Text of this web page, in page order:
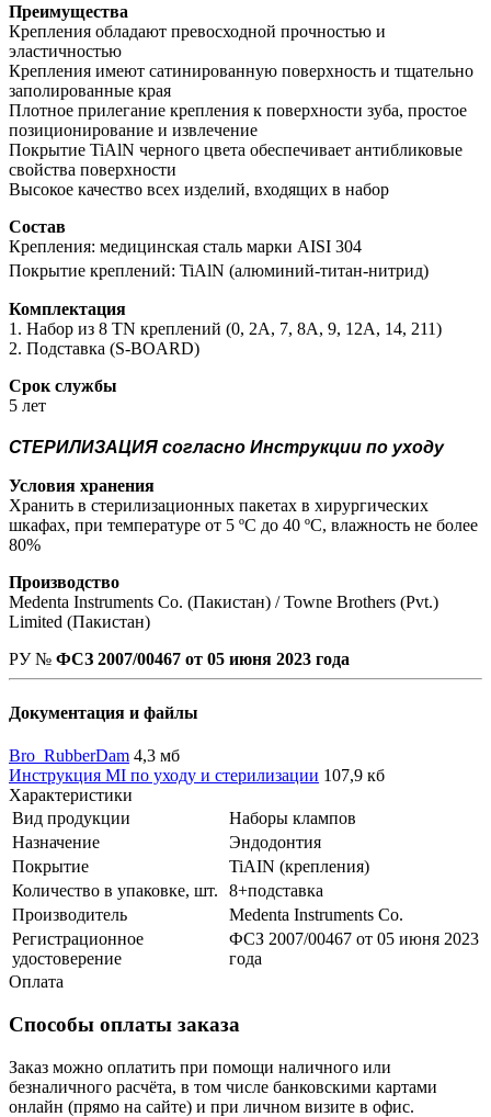
Преимущества
Крепления обладают превосходной прочностью и
эластичностью
Крепления имеют сатинированную поверхность и тщательно
заполированные края
Плотное прилегание крепления к поверхности зуба, простое
позиционирование и извлечение
Покрытие TiAlN черного цвета обеспечивает антибликовые
свойства поверхности
Высокое качество всех изделий, входящих в набор
Состав
Крепления: медицинская сталь марки AISI 304
Покрытие креплений: TiAlN (алюминий-титан-нитрид)
Комплектация
1. Набор из 8 TN креплений (0, 2A, 7, 8A, 9, 12A, 14, 211)
2. Подставка (S-BOARD)
Срок службы
5 лет
СТЕРИЛИЗАЦИЯ согласно Инструкции по уходу
Условия хранения
Хранить в стерилизационных пакетах в хирургических
шкафах, при температуре от 5 ºС до 40 ºС, влажность не более
80%
Производство
Medenta Instruments Co. (Пакистан) / Towne Brothers (Pvt.)
Limited (Пакистан)
РУ № ФСЗ 2007/00467 от 05 июня 2023 года
Документация и файлы
Bro_RubberDam 4,3 мб
Инструкция MI по уходу и стерилизации 107,9 кб
Характеристики
Вид продукции
Наборы клампов
Назначение
Эндодонтия
Покрытие
TiAIN (крепления)
Количество в упаковке, шт.
8+подставка
Производитель
Medenta Instruments Co.
Регистрационное
удостоверение
ФСЗ 2007/00467 от 05 июня 2023
года
Оплата
Способы оплаты заказа
Заказ можно оплатить при помощи наличного или
безналичного расчёта, в том числе банковскими картами
онлайн (прямо на сайте) и при личном визите в офис.